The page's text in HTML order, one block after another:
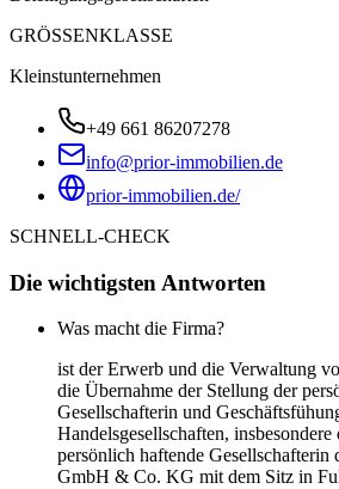
GRÖSSENKLASSE
Kleinstunternehmen
+49 661 86207278
info@prior-immobilien.de
prior-immobilien.de/
SCHNELL-CHECK
Die wichtigsten Antworten
Was macht die Firma?
ist der Erwerb und die Verwaltung
die Übernahme der Stellung der
Gesellschafterin und
Handelsgesellschaften,
persönlich haftende
GmbH & Co. KG mit dem Sitz in